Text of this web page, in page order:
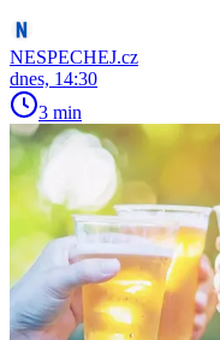
NESPECHEJ.cz
dnes, 14:30
3 min